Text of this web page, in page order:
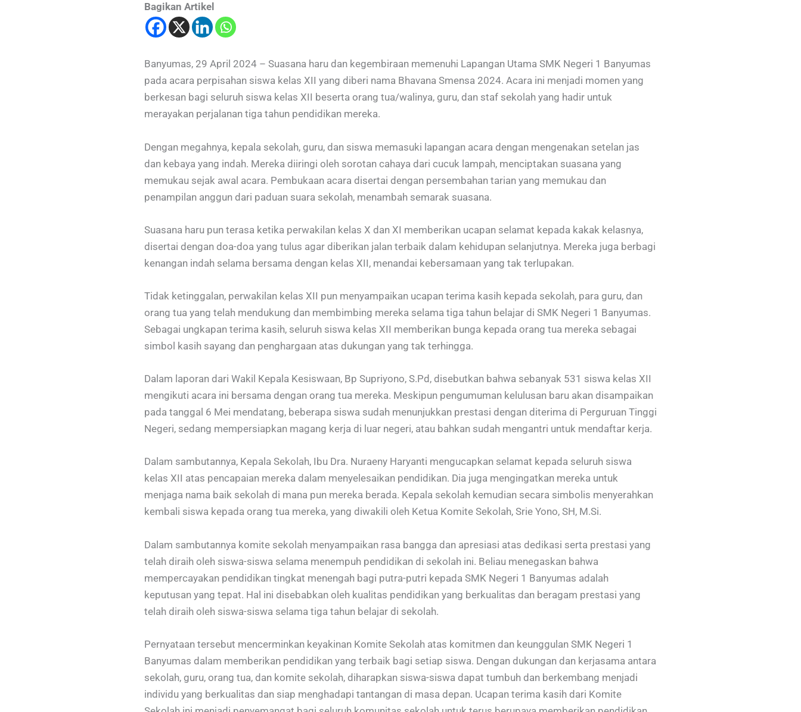
Bagikan Artikel
Banyumas, 29 April 2024 – Suasana haru dan kegembiraan memenuhi Lapangan Utama SMK Negeri 1 Banyumas
pada acara perpisahan siswa kelas XII yang diberi nama Bhavana Smensa 2024. Acara ini menjadi momen yang
berkesan bagi seluruh siswa kelas XII beserta orang tua/walinya, guru, dan staf sekolah yang hadir untuk
merayakan perjalanan tiga tahun pendidikan mereka.
Dengan megahnya, kepala sekolah, guru, dan siswa memasuki lapangan acara dengan mengenakan setelan jas
dan kebaya yang indah. Mereka diiringi oleh sorotan cahaya dari cucuk lampah, menciptakan suasana yang
memukau sejak awal acara. Pembukaan acara disertai dengan persembahan tarian yang memukau dan
penampilan anggun dari paduan suara sekolah, menambah semarak suasana.
Suasana haru pun terasa ketika perwakilan kelas X dan XI memberikan ucapan selamat kepada kakak kelasnya,
disertai dengan doa-doa yang tulus agar diberikan jalan terbaik dalam kehidupan selanjutnya. Mereka juga berbagi
kenangan indah selama bersama dengan kelas XII, menandai kebersamaan yang tak terlupakan.
Tidak ketinggalan, perwakilan kelas XII pun menyampaikan ucapan terima kasih kepada sekolah, para guru, dan
orang tua yang telah mendukung dan membimbing mereka selama tiga tahun belajar di SMK Negeri 1 Banyumas.
Sebagai ungkapan terima kasih, seluruh siswa kelas XII memberikan bunga kepada orang tua mereka sebagai
simbol kasih sayang dan penghargaan atas dukungan yang tak terhingga.
Dalam laporan dari Wakil Kepala Kesiswaan, Bp Supriyono, S.Pd, disebutkan bahwa sebanyak 531 siswa kelas XII
mengikuti acara ini bersama dengan orang tua mereka. Meskipun pengumuman kelulusan baru akan disampaikan
pada tanggal 6 Mei mendatang, beberapa siswa sudah menunjukkan prestasi dengan diterima di Perguruan Tinggi
Negeri, sedang mempersiapkan magang kerja di luar negeri, atau bahkan sudah mengantri untuk mendaftar kerja.
Dalam sambutannya, Kepala Sekolah, Ibu Dra. Nuraeny Haryanti mengucapkan selamat kepada seluruh siswa
kelas XII atas pencapaian mereka dalam menyelesaikan pendidikan. Dia juga mengingatkan mereka untuk
menjaga nama baik sekolah di mana pun mereka berada. Kepala sekolah kemudian secara simbolis menyerahkan
kembali siswa kepada orang tua mereka, yang diwakili oleh Ketua Komite Sekolah, Srie Yono, SH, M.Si.
Dalam sambutannya komite sekolah menyampaikan rasa bangga dan apresiasi atas dedikasi serta prestasi yang
telah diraih oleh siswa-siswa selama menempuh pendidikan di sekolah ini. Beliau menegaskan bahwa
mempercayakan pendidikan tingkat menengah bagi putra-putri kepada SMK Negeri 1 Banyumas adalah
keputusan yang tepat. Hal ini disebabkan oleh kualitas pendidikan yang berkualitas dan beragam prestasi yang
telah diraih oleh siswa-siswa selama tiga tahun belajar di sekolah.
Pernyataan tersebut mencerminkan keyakinan Komite Sekolah atas komitmen dan keunggulan SMK Negeri 1
Banyumas dalam memberikan pendidikan yang terbaik bagi setiap siswa. Dengan dukungan dan kerjasama antara
sekolah, guru, orang tua, dan komite sekolah, diharapkan siswa-siswa dapat tumbuh dan berkembang menjadi
individu yang berkualitas dan siap menghadapi tantangan di masa depan. Ucapan terima kasih dari Komite